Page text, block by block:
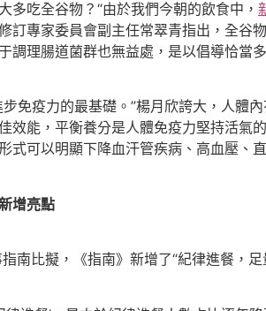
吃全谷物？“由於我們今朝的飲食中，
訂專家委員會副主任常翠青指出，全谷
調理腸道菌群也無益處，是以倡導恰當
疫力的最基礎。”楊月欣誇大，人體
效能，平衡養分是人體免疫力堅持活氣
式可以明顯下降血汗管疾病、高血壓、
增亮點
比擬，《指南》新增了“紀律進餐，足